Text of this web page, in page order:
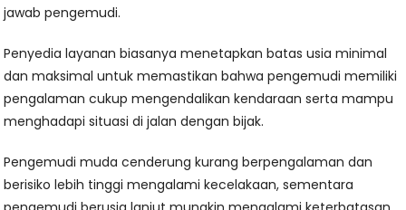
jawab pengemudi.
Penyedia layanan biasanya menetapkan batas usia minimal
dan maksimal untuk memastikan bahwa pengemudi memiliki
pengalaman cukup mengendalikan kendaraan serta mampu
menghadapi situasi di jalan dengan bijak.
Pengemudi muda cenderung kurang berpengalaman dan
berisiko lebih tinggi mengalami kecelakaan, sementara